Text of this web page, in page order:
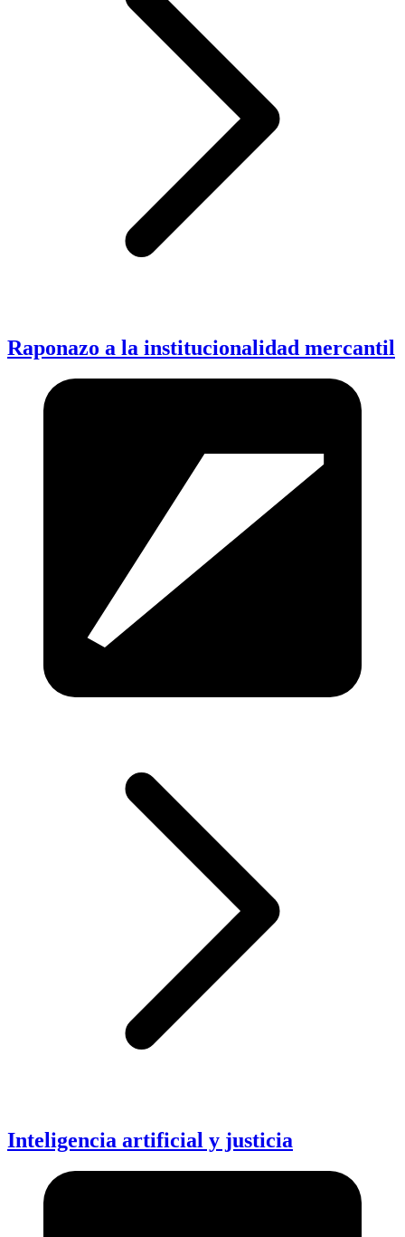
Raponazo a la institucionalidad mercantil
Inteligencia artificial y justicia